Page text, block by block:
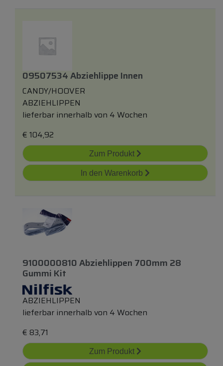
09507534 Abziehlippe Innen
CANDY/HOOVER
ABZIEHLIPPEN
lieferbar innerhalb von 4 Wochen
€ 104,92
Zum Produkt
In den Warenkorb
9100000810 Abziehlippen 700mm 28
Gummi Kit
ABZIEHLIPPEN
lieferbar innerhalb von 4 Wochen
€ 83,71
Zum Produkt